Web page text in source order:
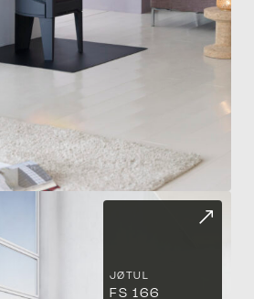
JØTUL
FS 166